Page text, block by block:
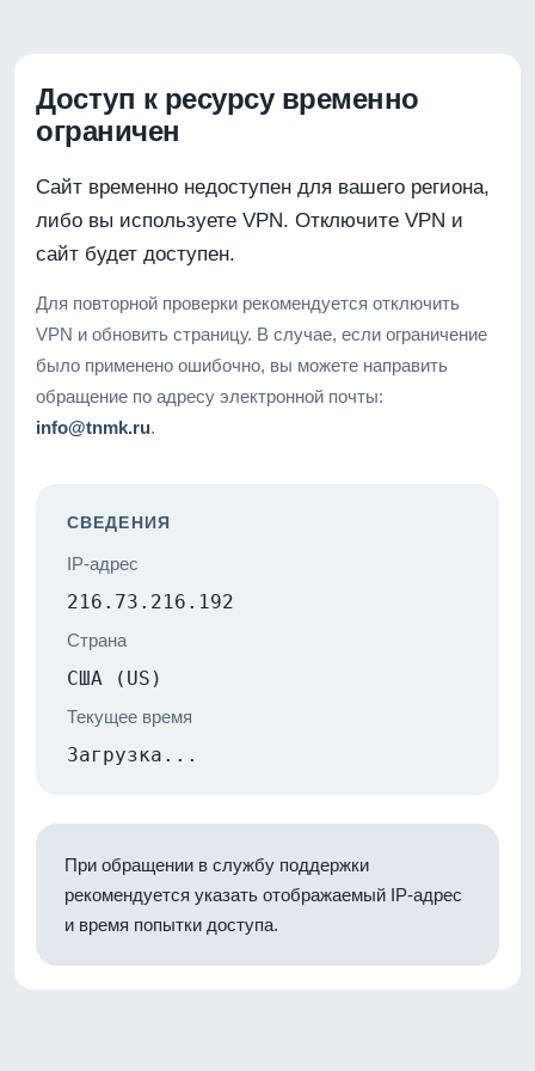
Доступ к ресурсу временно
ограничен
Сайт временно недоступен для вашего региона,
либо вы используете VPN. Отключите VPN и
сайт будет доступен.
Для повторной проверки рекомендуется отключить
VPN и обновить страницу. В случае, если ограничение
было применено ошибочно, вы можете направить
обращение по адресу электронной почты:
info@tnmk.ru.
СВЕДЕНИЯ
IP-адрес
216.73.216.192
Страна
США (US)
Текущее время
Загрузка...
При обращении в службу поддержки
рекомендуется указать отображаемый IP-адрес
и время попытки доступа.